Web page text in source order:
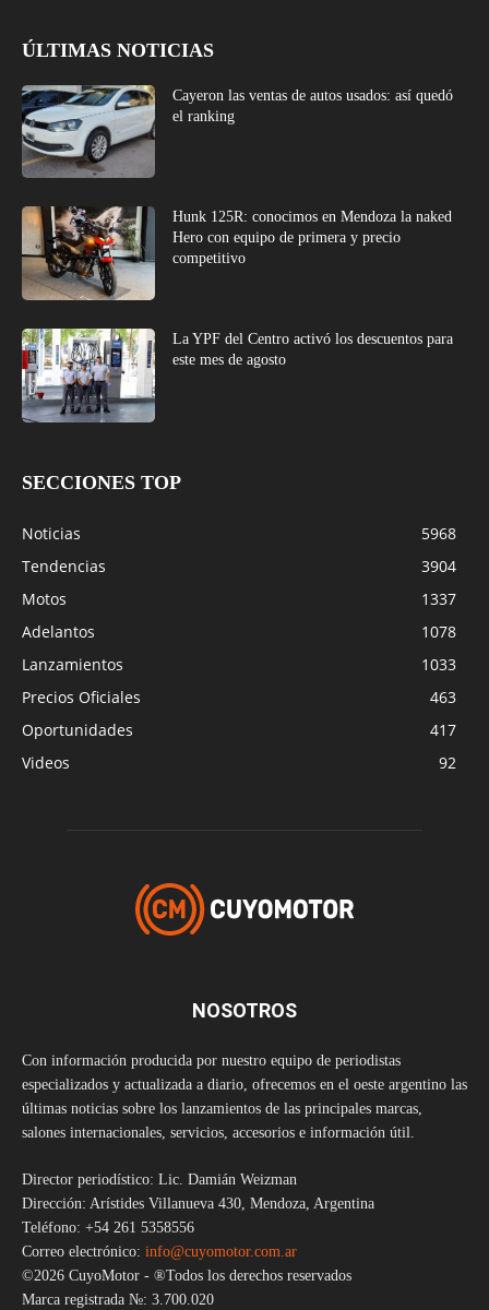
ÚLTIMAS NOTICIAS
Cayeron las ventas de autos usados: así quedó
el ranking
Hunk 125R: conocimos en Mendoza la naked
Hero con equipo de primera y precio
competitivo
La YPF del Centro activó los descuentos para
este mes de agosto
SECCIONES TOP
Noticias
5968
Tendencias
3904
Motos
1337
Adelantos
1078
Lanzamientos
1033
Precios Oficiales
463
Oportunidades
417
Videos
92
NOSOTROS
Con información producida por nuestro equipo de periodistas
especializados y actualizada a diario, ofrecemos en el oeste argentino las
últimas noticias sobre los lanzamientos de las principales marcas,
salones internacionales, servicios, accesorios e información útil.
Director periodístico: Lic. Damián Weizman
Dirección: Arístides Villanueva 430, Mendoza, Argentina
Teléfono: +54 261 5358556
Correo electrónico: info@cuyomotor.com.ar
©2026 CuyoMotor - ®Todos los derechos reservados
Marca registrada №: 3.700.020